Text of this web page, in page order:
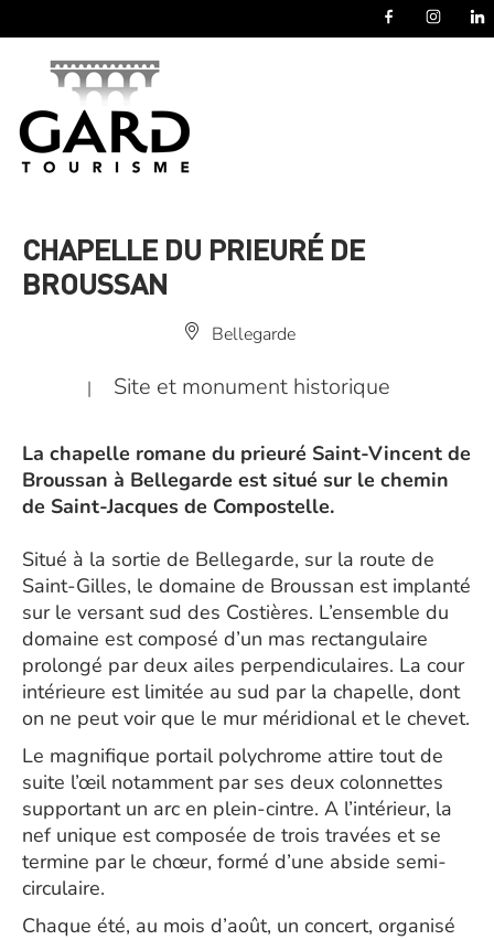
CHAPELLE DU PRIEURÉ DE
BROUSSAN
Bellegarde
| Site et monument historique
La chapelle romane du prieuré Saint-Vincent de
Broussan à Bellegarde est situé sur le chemin
de Saint-Jacques de Compostelle.
Situé à la sortie de Bellegarde, sur la route de
Saint-Gilles, le domaine de Broussan est implanté
sur le versant sud des Costières. L’ensemble du
domaine est composé d’un mas rectangulaire
prolongé par deux ailes perpendiculaires. La cour
intérieure est limitée au sud par la chapelle, dont
on ne peut voir que le mur méridional et le chevet.
Le magnifique portail polychrome attire tout de
suite l’œil notamment par ses deux colonnettes
supportant un arc en plein-cintre. A l’intérieur, la
nef unique est composée de trois travées et se
termine par le chœur, formé d’une abside semi-
circulaire.
Chaque été, au mois d’août, un concert, organisé